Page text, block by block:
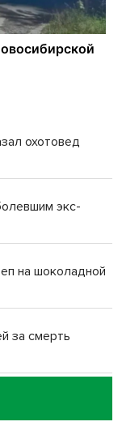
охотовед
экс-
на шоколадной
за смерть
смерть